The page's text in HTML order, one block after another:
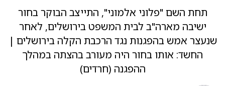
תחת השם "פלוני אלמוני", התייצב הבוקר בחור
ישיבה מארה"ב לבית המשפט בירושלים, לאחר
שנעצר אמש בהפגנות נגד הרכבת הקלה בירושלים |
החשד: אותו בחור היה מעורב בהצתה במהלך
ההפגנה (חרדים)